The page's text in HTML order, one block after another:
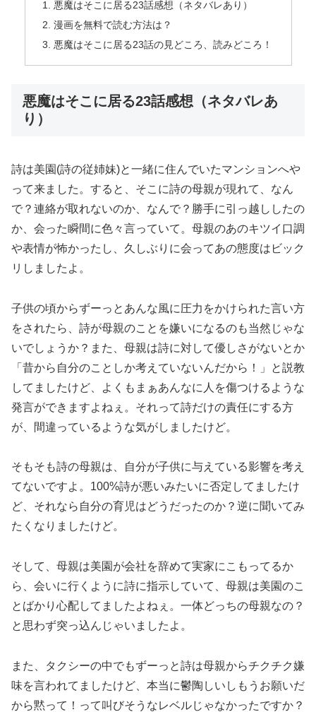
悪魔はそこに居る23話感想（ネタバレあり）
漫画を無料で読む方法は？
悪魔はそこに居る23話の見どころ、読みどころ！
悪魔はそこに居る23話感想（ネタバレあ
り）
詩は美園(詩の従姉妹)と一緒に住んでいたマンションへや
って来ました。すると、そこに詩の母親が現れて、なん
で？連絡が取れないのか、なんで？勝手に引っ越ししたの
か、会った瞬間に色々言っていて。母親のあのキツイ口調
や表情が怖かったし、久しぶりに会ってあの態度はビック
リしましたよ。
子供の頃からずーっとあんな風に圧力をかけられた言い方
をされたら、詩が母親のことを嫌いになるのも当然じゃな
いでしょうか？また、母親は詩に対して優しさがないとか
「昔から自分のことしか考えていないんだから！」と説教
してましたけど、よくもまぁあんなに人を傷つけるような
発言ができますよねぇ。それって詩だけの責任にする方
が、間違っているような気がしましたけど。
そもそも詩の母親は、自分が子供に与えている影響を考え
てないですよ。100%詩が悪いみたいに否定してましたけ
ど、それなら自分の育児はどうだったのか？逆に聞いてみ
たくなりましたけど。
そして、母親は美園が会社を辞めて実家にこもってるか
ら、会いに行くように詩に指示していて、母親は美園のこ
とばかり心配してましたよねぇ。一体どっちの母親なの？
と思わず突っ込んじゃいましたよ。
また、タクシーの中でもずーっと詩は母親からチクチク嫌
味を言われてましたけど、本当に鬱陶しいしもうお願いだ
から黙って！って叫びそうなレベルじゃなかったですか？